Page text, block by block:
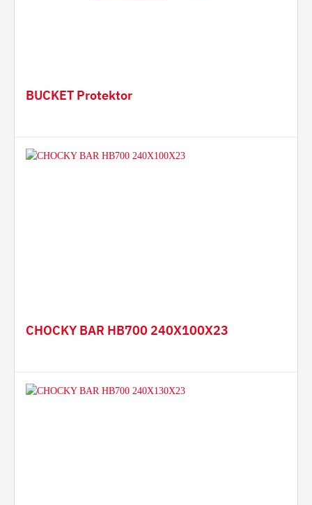
BUCKET Protektor
CHOCKY BAR HB700 240X100X23